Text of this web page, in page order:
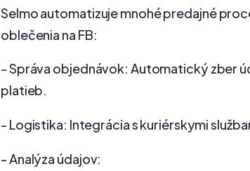
Selmo automatizuje mnohé predajné
oblečenia na FB:
- Správa objednávok: Automatický zber
platieb.
- Logistika: Integrácia s kuriérskymi
- Analýza údajov: